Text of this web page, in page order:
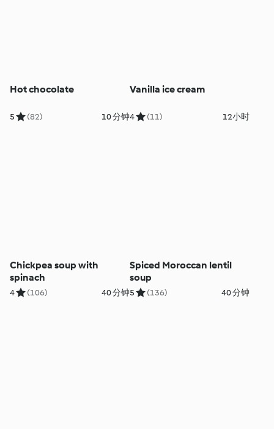
Hot chocolate
5 (82) 10 分钟
Vanilla ice cream
4 (11) 12小时
Chickpea soup with
spinach
4 (106) 40 分钟
Spiced Moroccan lentil
soup
5 (136) 40 分钟